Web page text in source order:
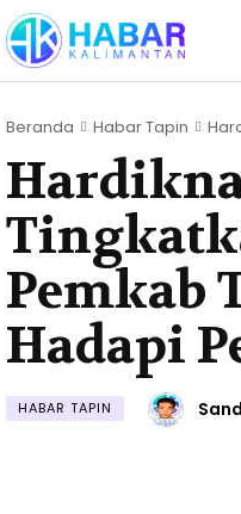
Beranda Habar Tapin
Pemkab
Hadapi
HABAR TAPIN